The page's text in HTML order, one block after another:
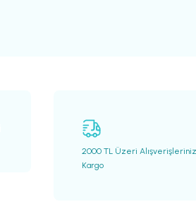
2000 TL Üzeri
Kargo